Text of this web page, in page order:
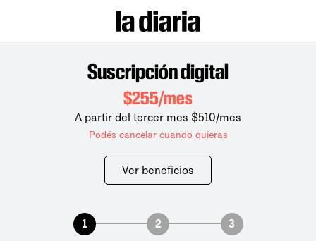
Suscripción digital
$255/mes
A partir del tercer mes $510/mes
Podés cancelar cuando quieras
Ver beneficios
1 2 3